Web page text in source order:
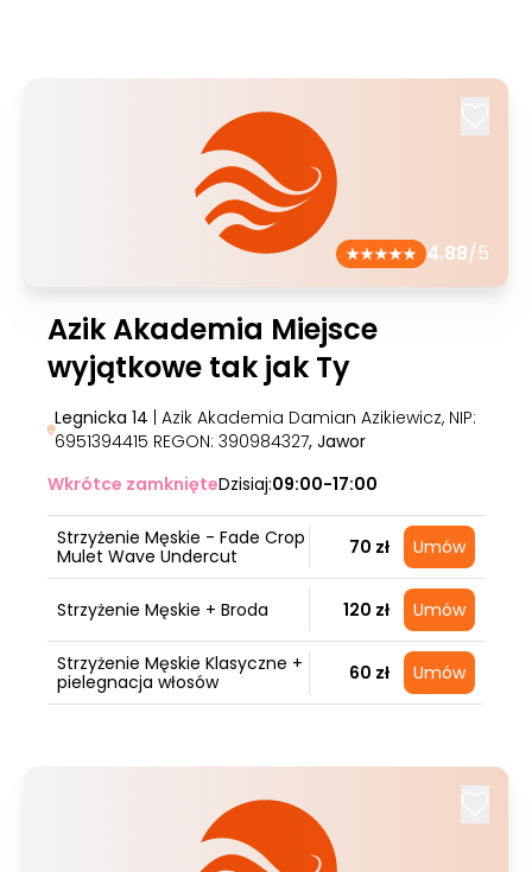
4.88/5
Azik Akademia Miejsce
wyjątkowe tak jak Ty
Legnicka 14 | Azik Akademia Damian Azikiewicz, NIP:
6951394415 REGON: 390984327, Jawor
Wkrótce zamknięteDzisiaj:09:00-17:00
Strzyżenie Męskie - Fade Crop
Mulet Wave Undercut
70 zł Umów
Strzyżenie Męskie + Broda 120 zł Umów
Strzyżenie Męskie Klasyczne +
pielegnacja włosów
60 zł Umów